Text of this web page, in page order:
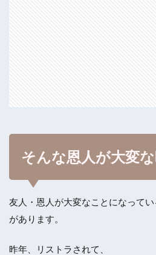
そんな恩人が大変
友人・恩人が大変なことになって
があります。
昨年、リストラされて、